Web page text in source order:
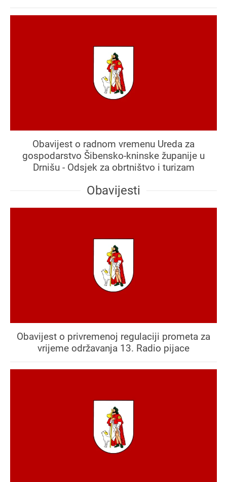
Obavijest o radnom vremenu Ureda za
gospodarstvo Šibensko-kninske županije u
Drnišu - Odsjek za obrtništvo i turizam
Obavijesti
Obavijest o privremenoj regulaciji prometa za
vrijeme održavanja 13. Radio pijace